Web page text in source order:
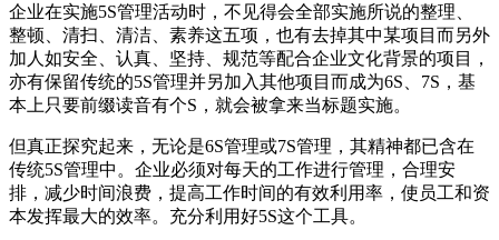
企业在实施5S管理活动时，不见得会全部实施所说的整理、
整顿、清扫、清洁、素养这五项，也有去掉其中某项目而另外
加人如安全、认真、坚持、规范等配合企业文化背景的项目，
亦有保留传统的5S管理并另加入其他项目而成为6S、7S，基
本上只要前缀读音有个S，就会被拿来当标题实施。
但真正探究起来，无论是6S管理或7S管理，其精神都已含在
传统5S管理中。企业必须对每天的工作进行管理，合理安
排，减少时间浪费，提高工作时间的有效利用率，使员工和资
本发挥最大的效率。充分利用好5S这个工具。